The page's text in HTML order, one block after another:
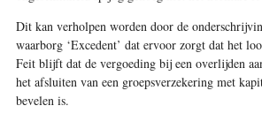
Dit kan verholpen worden door de
waarborg ‘Excedent’ dat ervoor zorgt dat het
Feit blijft dat de vergoeding bij een overlijden
het afsluiten van een groepsverzekering met
bevelen is.